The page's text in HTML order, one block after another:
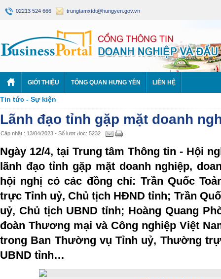
02213 524 666 trungtamxtdt@hungyen.gov.vn
GIỚI THIỆU TỔNG QUAN HƯNG YÊN LIÊN HỆ
Tin tức - Sự kiện
Lãnh đạo tỉnh gặp mặt doanh
Cập nhật : 13/04/2023 - Số lượt đọc: 5232
Ngày 12/4, tại Trung tâm Thông tin - Hội
lãnh đạo tỉnh gặp mặt doanh nghiệp,
hội nghị có các đồng chí: Trần Quốc
trực Tỉnh uỷ, Chủ tịch HĐND tỉnh; Trần
uỷ, Chủ tịch UBND tỉnh; Hoàng Quang
đoàn Thương mại và Công nghiệp Việt
trong Ban Thường vụ Tỉnh uỷ, Thường
UBND tỉnh…